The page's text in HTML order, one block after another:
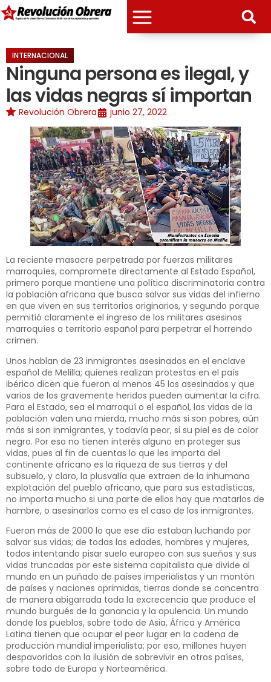
INTERNACIONAL
Ninguna persona es ilegal, y
las vidas negras sí importan
Revolución Obrera junio 27, 2022
La reciente masacre perpetrada por fuerzas militares
marroquíes, compromete directamente al Estado Español,
primero porque mantiene una política discriminatoria contra
la población africana que busca salvar sus vidas del infierno
en que viven en sus territorios originarios, y segundo porque
permitió claramente el ingreso de los militares asesinos
marroquíes a territorio español para perpetrar el horrendo
crimen.
Unos hablan de 23 inmigrantes asesinados en el enclave
español de Melilla; quienes realizan protestas en el país
ibérico dicen que fueron al menos 45 los asesinados y que
varios de los gravemente heridos pueden aumentar la cifra.
Para el Estado, sea el marroquí o el español, las vidas de la
población valen una mierda, mucho más si son pobres, aún
más si son inmigrantes, y todavía peor, si su piel es de color
negro. Por eso no tienen interés alguno en proteger sus
vidas, pues al fin de cuentas lo que les importa del
continente africano es la riqueza de sus tierras y del
subsuelo, y claro, la plusvalía que extraen de la inhumana
explotación del pueblo africano, que para sus estadísticas,
no importa mucho si una parte de ellos hay que matarlos de
hambre, o asesinarlos como es el caso de los inmigrantes.
Fueron más de 2000 lo que ese día estaban luchando por
salvar sus vidas; de todas las edades, hombres y mujeres,
todos intentando pisar suelo europeo con sus sueños y sus
vidas truncadas por este sistema capitalista que divide al
mundo en un puñado de países imperialistas y un montón
de países y naciones oprimidas, tierras donde se concentra
de manera abigarrada toda la excrecencia que produce el
mundo burgués de la ganancia y la opulencia. Un mundo
donde los pueblos, sobre todo de Asia, África y América
Latina tienen que ocupar el peor lugar en la cadena de
producción mundial imperialista; por eso, millones huyen
despavoridos con la ilusión de sobrevivir en otros países,
sobre todo de Europa y Norteamérica.